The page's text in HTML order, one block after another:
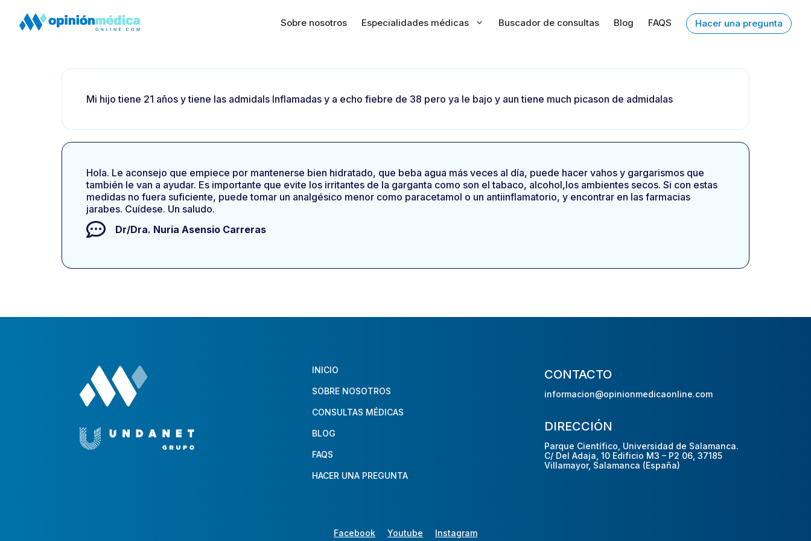
Sobre nosotros Especialidades médicas Buscador de consultas Blog FAQS Hacer una pregunta
Mi hijo tiene 21 años y tiene las admidals lnflamadas y a echo fiebre de 38 pero ya le bajo y aun tiene much picason de admidalas
Hola. Le aconsejo que empiece por mantenerse bien hidratado, que beba agua más veces al día, puede hacer vahos y gargarismos que
también le van a ayudar. Es importante que evite los irritantes de la garganta como son el tabaco, alcohol,los ambientes secos. Si con estas
medidas no fuera suficiente, puede tomar un analgésico menor como paracetamol o un antiinflamatorio, y encontrar en las farmacias
jarabes. Cuídese. Un saludo.
Dr/Dra. Nuria Asensio Carreras
INICIO
SOBRE NOSOTROS
CONSULTAS MÉDICAS
BLOG
FAQS
HACER UNA PREGUNTA
CONTACTO
informacion@opinionmedicaonline.com
DIRECCIÓN
Parque Científico, Universidad de Salamanca.
C/ Del Adaja, 10 Edificio M3 – P2 06, 37185
Villamayor, Salamanca (España)
Facebook Youtube Instagram